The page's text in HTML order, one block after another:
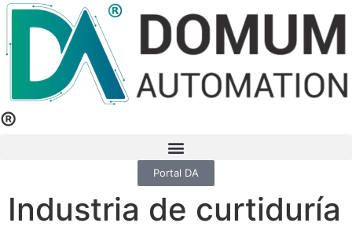
®
Portal DA
Industria de curtiduría